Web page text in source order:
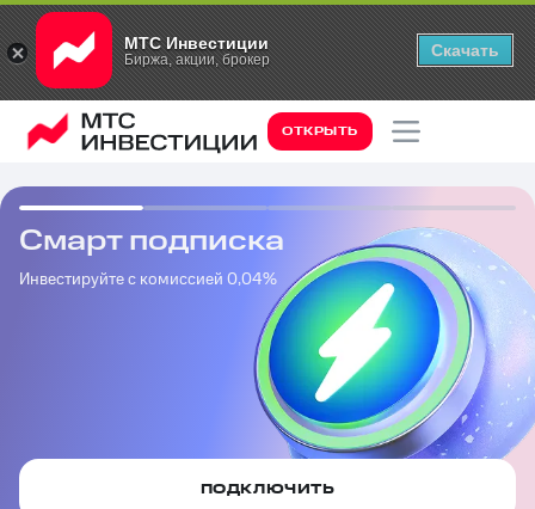
МТС Инвестиции
Биржа, акции, брокер Скачать
ОТКРЫТЬ
Смарт подписка
Инвестируйте с комиссией 0,04%
ПОДКЛЮЧИТЬ